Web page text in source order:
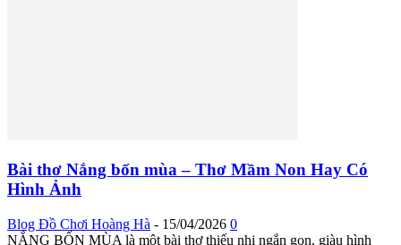
Bài thơ Nắng bốn mùa – Thơ Mầm Non Hay Có
Hình Ảnh
Blog Đồ Chơi Hoàng Hà - 15/04/2026 0
NẮNG BỐN MÙA là một bài thơ thiếu nhi ngắn gọn, giàu hình